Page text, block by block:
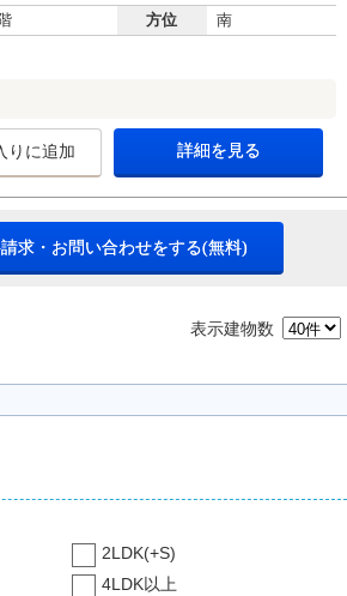
方位 南
りに追加 詳細を見る
求・お問い合わせをする(無料)
表示建物数
2LDK(+S)
4LDK以上